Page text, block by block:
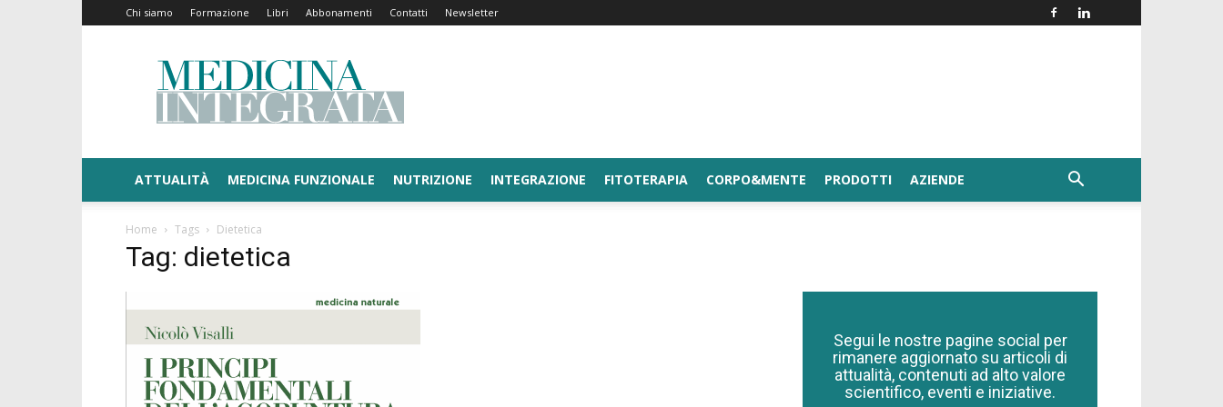
Chi siamo Formazione Libri Abbonamenti Contatti Newsletter
Medicina
Integrata
ATTUALITÀ MEDICINA FUNZIONALE NUTRIZIONE INTEGRAZIONE FITOTERAPIA CORPO&MENTE PRODOTTI AZIENDE
Home Tags Dietetica
Tag: dietetica
Segui le nostre pagine social per
rimanere aggiornato su articoli di
attualità, contenuti ad alto valore
scientifico, eventi e iniziative.